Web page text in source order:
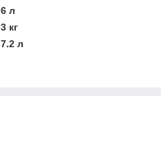
6 л
3 кг
7.2 л